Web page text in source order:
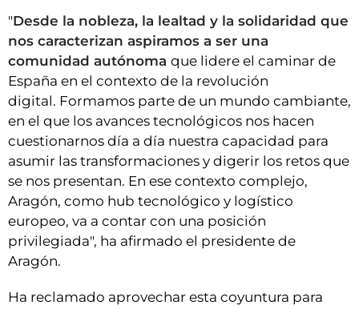
"Desde la nobleza, la lealtad y la solidaridad que
nos caracterizan aspiramos a ser una
comunidad autónoma que lidere el caminar de
España en el contexto de la revolución
digital. Formamos parte de un mundo cambiante,
en el que los avances tecnológicos nos hacen
cuestionarnos día a día nuestra capacidad para
asumir las transformaciones y digerir los retos que
se nos presentan. En ese contexto complejo,
Aragón, como hub tecnológico y logístico
europeo, va a contar con una posición
privilegiada", ha afirmado el presidente de
Aragón.
Ha reclamado aprovechar esta coyuntura para